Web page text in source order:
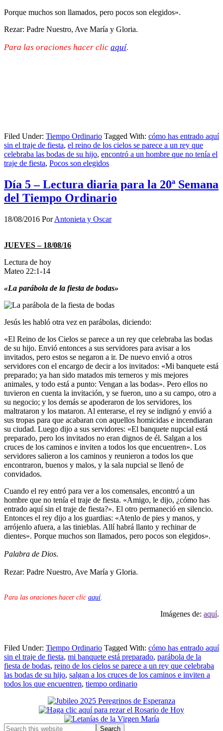
Porque muchos son llamados, pero pocos son elegidos».
Rezar: Padre Nuestro, Ave María y Gloria.
Para las oraciones hacer clic aquí.
Filed Under: Tiempo Ordinario Tagged With: cómo has entrado aquí
sin el traje de fiesta, el reino de los cielos se parece a un rey que
celebraba las bodas de su hijo, encontró a un hombre que no tenía el
traje de fiesta, Pocos son elegidos
Día 5 – Lectura diaria para la 20ª Semana
del Tiempo Ordinario
18/08/2016 PorAntonieta y Oscar
JUEVES – 18/08/16
Lectura de hoy
Mateo 22:1-14
«La parábola de la fiesta de bodas»
Jesús les habló otra vez en parábolas, diciendo:
«El Reino de los Cielos se parece a un rey que celebraba las bodas
de su hijo. Envió entonces a sus servidores para avisar a los
invitados, pero estos se negaron a ir. De nuevo envió a otros
servidores con el encargo de decir a los invitados: «Mi banquete está
preparado; ya han sido matados mis terneros y mis mejores
animales, y todo está a punto: Vengan a las bodas». Pero ellos no
tuvieron en cuenta la invitación, y se fueron, uno a su campo, otro a
su negocio; y los demás se apoderaron de los servidores, los
maltrataron y los mataron. Al enterarse, el rey se indignó y envió a
sus tropas para que acabaran con aquellos homicidas e incendiaran
su ciudad. Luego dijo a sus servidores: «El banquete nupcial está
preparado, pero los invitados no eran dignos de él. Salgan a los
cruces de los caminos e inviten a todos los que encuentren». Los
servidores salieron a los caminos y reunieron a todos los que
encontraron, buenos y malos, y la sala nupcial se llenó de
convidados.
Cuando el rey entró para ver a los comensales, encontró a un
hombre que no tenía el traje de fiesta. «Amigo, le dijo, ¿cómo has
entrado aquí sin el traje de fiesta?». El otro permaneció en silencio.
Entonces el rey dijo a los guardias: «Atenlo de pies y manos, y
arrójenlo afuera, a las tinieblas. Allí habrá llanto y rechinar de
dientes». Porque muchos son llamados, pero pocos son elegidos».
Palabra de Dios.
Rezar: Padre Nuestro, Ave María y Gloria.
Para las oraciones hacer clic aquí.
Imágenes de: aquí.
Filed Under: Tiempo Ordinario Tagged With: cómo has entrado aquí
sin el traje de fiesta, mi banquete está preparado, parábola de la
fiesta de bodas, reino de los cielos se parece a un rey que celebraba
las bodas de su hijo, salgan a los cruces de los caminos e inviten a
todos los que encuentren, tiempo ordinario
Primary
Sidebar
Search